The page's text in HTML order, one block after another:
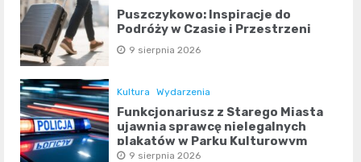
Puszczykowo: Inspiracje do
Podróży w Czasie i Przestrzeni
9 sierpnia 2026
Kultura Wydarzenia
Funkcjonariusz z Starego Miasta
ujawnia sprawcę nielegalnych
plakatów w Parku Kulturowym
9 sierpnia 2026